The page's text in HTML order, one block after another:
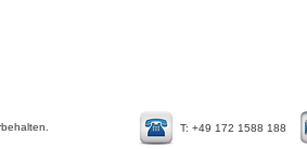
T: +49 172 1588 188